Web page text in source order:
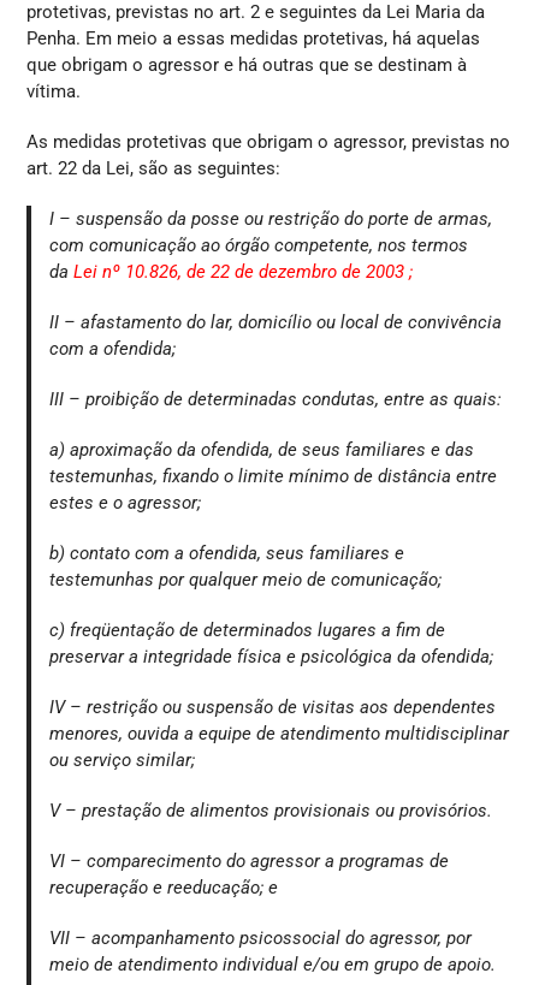
protetivas, previstas no art. 2 e seguintes da Lei Maria da
Penha. Em meio a essas medidas protetivas, há aquelas
que obrigam o agressor e há outras que se destinam à
vítima.
As medidas protetivas que obrigam o agressor, previstas no
art. 22 da Lei, são as seguintes:
I – suspensão da posse ou restrição do porte de armas,
com comunicação ao órgão competente, nos termos
daLei nº 10.826, de 22 de dezembro de 2003 ;
II – afastamento do lar, domicílio ou local de convivência
com a ofendida;
III – proibição de determinadas condutas, entre as quais:
a) aproximação da ofendida, de seus familiares e das
testemunhas, fixando o limite mínimo de distância entre
estes e o agressor;
b) contato com a ofendida, seus familiares e
testemunhas por qualquer meio de comunicação;
c) freqüentação de determinados lugares a fim de
preservar a integridade física e psicológica da ofendida;
IV – restrição ou suspensão de visitas aos dependentes
menores, ouvida a equipe de atendimento multidisciplinar
ou serviço similar;
V – prestação de alimentos provisionais ou provisórios.
VI – comparecimento do agressor a programas de
recuperação e reeducação; e
VII – acompanhamento psicossocial do agressor, por
meio de atendimento individual e/ou em grupo de apoio.